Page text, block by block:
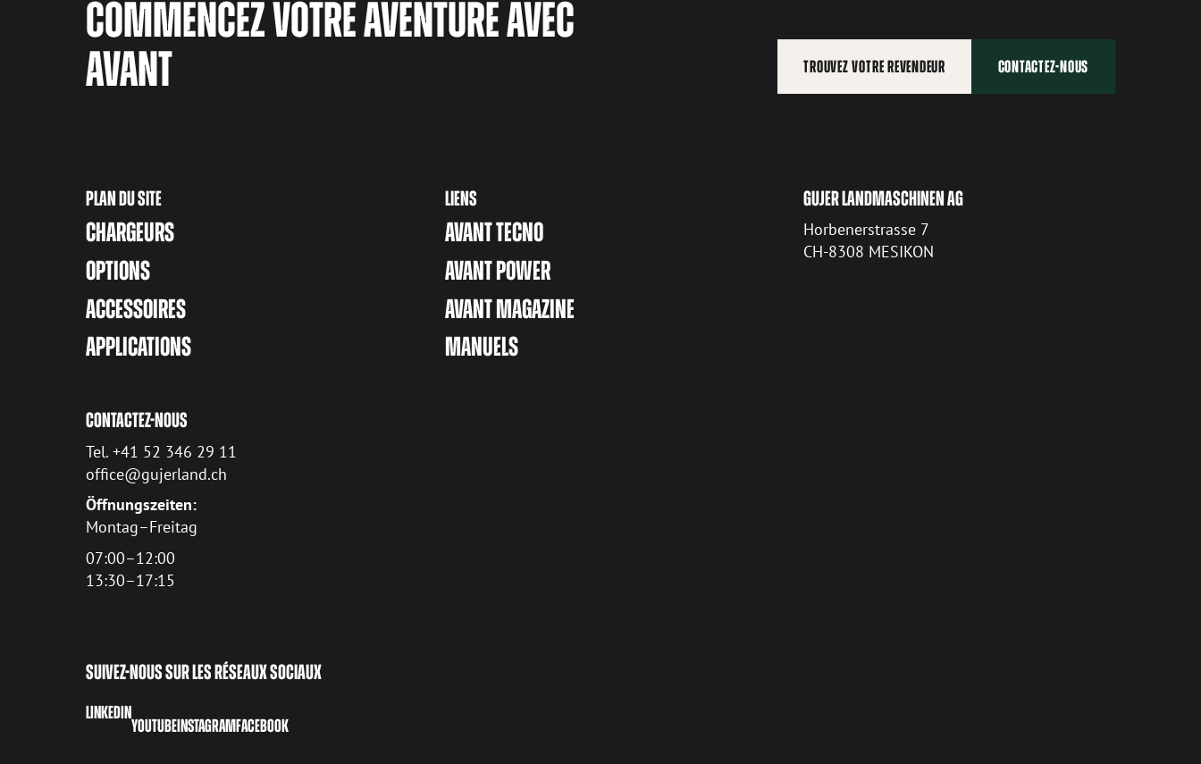
COMMENCEZ VOTRE AVENTURE AVEC
AVANT
TROUVEZ VOTRE REVENDEUR CONTACTEZ-NOUS
PLAN DU SITE
CHARGEURS
OPTIONS
ACCESSOIRES
APPLICATIONS
LIENS
AVANT TECNO
AVANT POWER
AVANT MAGAZINE
MANUELS
GUJER LANDMASCHINEN AG
Horbenerstrasse 7
CH-8308 MESIKON
CONTACTEZ-NOUS
Tel. +41 52 346 29 11
office@gujerland.ch
Öffnungszeiten:
Montag–Freitag
07:00–12:00
13:30–17:15
SUIVEZ-NOUS SUR LES RÉSEAUX SOCIAUX
LINKEDIN
YOUTUBEINSTAGRAMFACEBOOK